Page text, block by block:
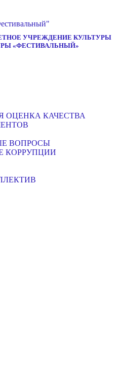
УЧРЕЖДЕНИЕ КУЛЬТУРЫ
«ФЕСТИВАЛЬНЫЙ»
ОЦЕНКА КАЧЕСТВА
ВОПРОСЫ
КОРРУПЦИИ